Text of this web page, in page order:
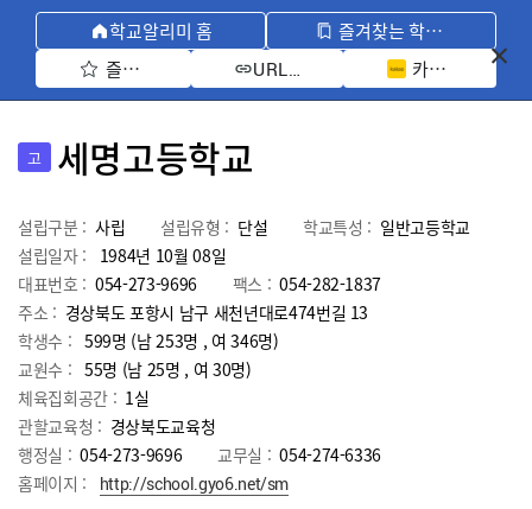
학교알리미 홈
즐겨찾는 학교 모아보기
즐겨찾기 선택
URL 복사 카카오톡 공유
고 세명고등학교
설립구분 : 사립 설립유형 : 단설 학교특성 : 일반고등학교
설립일자 :
1984년 10월 08일
대표번호 : 054-273-9696 팩스 : 054-282-1837
주소 : 경상북도 포항시 남구 새천년대로474번길 13
학생수 : 599명 (남 253명 , 여 346명)
교원수 : 55명 (남 25명 , 여 30명)
체육집회공간 : 1실
관할교육청 : 경상북도교육청
행정실 : 054-273-9696 교무실 : 054-274-6336
홈페이지 :
http://school.gyo6.net/sm